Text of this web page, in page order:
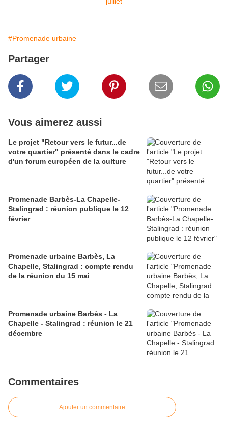
#Promenade urbaine
Partager
Vous aimerez aussi
Le projet "Retour vers le futur...de
votre quartier" présenté dans le cadre
d'un forum européen de la culture
Promenade Barbès-La Chapelle-
Stalingrad : réunion publique le 12
février
Promenade urbaine Barbès, La
Chapelle, Stalingrad : compte rendu
de la réunion du 15 mai
Promenade urbaine Barbès - La
Chapelle - Stalingrad : réunion le 21
décembre
Commentaires
Ajouter un commentaire